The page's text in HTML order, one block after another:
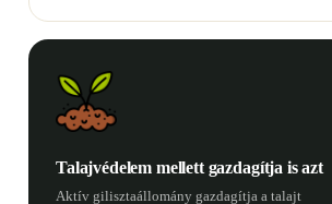
Talajvédelem mellett gazdagítja is azt
Aktív gilisztaállomány gazdagítja a talajt